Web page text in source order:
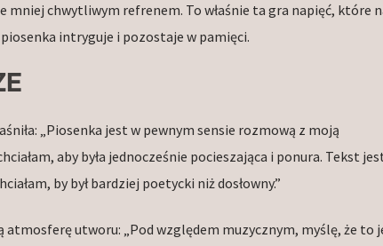
mniej chwytliwym refrenem. To właśnie ta gra napięć, które
intryguje i pozostaje w pamięci.
„Piosenka jest w pewnym sensie rozmową z moją
aby była jednocześnie pocieszająca i ponura. Tekst
by był bardziej poetycki niż dosłowny.”
atmosferę utworu: „Pod względem muzycznym, myślę, że to